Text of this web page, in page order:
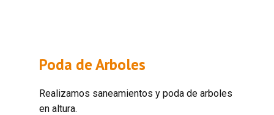
Poda de Arboles
Realizamos saneamientos y poda de arboles
en altura.